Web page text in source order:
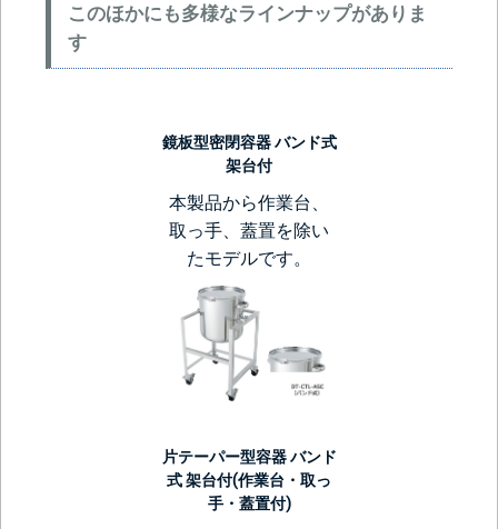
このほかにも多様なラインナップがありま
す
鏡板型密閉容器 バンド式
架台付
本製品から作業台、
取っ手、蓋置を除い
たモデルです。
片テーパー型容器 バンド
式 架台付(作業台・取っ
手・蓋置付)